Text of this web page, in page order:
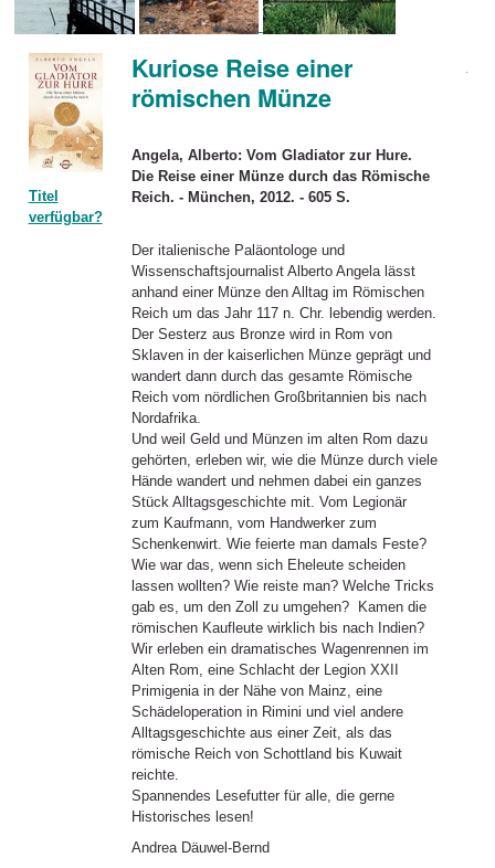
Titel
verfügbar?
Kuriose Reise einer
römischen Münze
Angela, Alberto: Vom Gladiator zur Hure.
Die Reise einer Münze durch das Römische
Reich. - München, 2012. - 605 S.
Der italienische Paläontologe und
Wissenschaftsjournalist Alberto Angela lässt
anhand einer Münze den Alltag im Römischen
Reich um das Jahr 117 n. Chr. lebendig werden.
Der Sesterz aus Bronze wird in Rom von
Sklaven in der kaiserlichen Münze geprägt und
wandert dann durch das gesamte Römische
Reich vom nördlichen Großbritannien bis nach
Nordafrika.
Und weil Geld und Münzen im alten Rom dazu
gehörten, erleben wir, wie die Münze durch viele
Hände wandert und nehmen dabei ein ganzes
Stück Alltagsgeschichte mit. Vom Legionär
zum Kaufmann, vom Handwerker zum
Schenkenwirt. Wie feierte man damals Feste?
Wie war das, wenn sich Eheleute scheiden
lassen wollten? Wie reiste man? Welche Tricks
gab es, um den Zoll zu umgehen? Kamen die
römischen Kaufleute wirklich bis nach Indien?
Wir erleben ein dramatisches Wagenrennen im
Alten Rom, eine Schlacht der Legion XXII
Primigenia in der Nähe von Mainz, eine
Schädeloperation in Rimini und viel andere
Alltagsgeschichte aus einer Zeit, als das
römische Reich von Schottland bis Kuwait
reichte.
Spannendes Lesefutter für alle, die gerne
Historisches lesen!
Andrea Däuwel-Bernd